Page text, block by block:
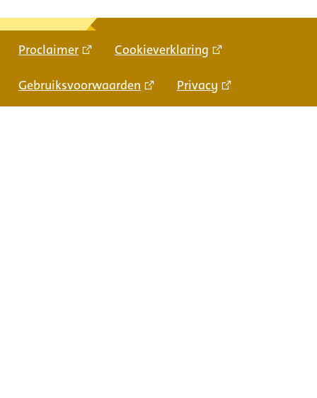
Proclaimer Cookieverklaring
Gebruiksvoorwaarden Privacy